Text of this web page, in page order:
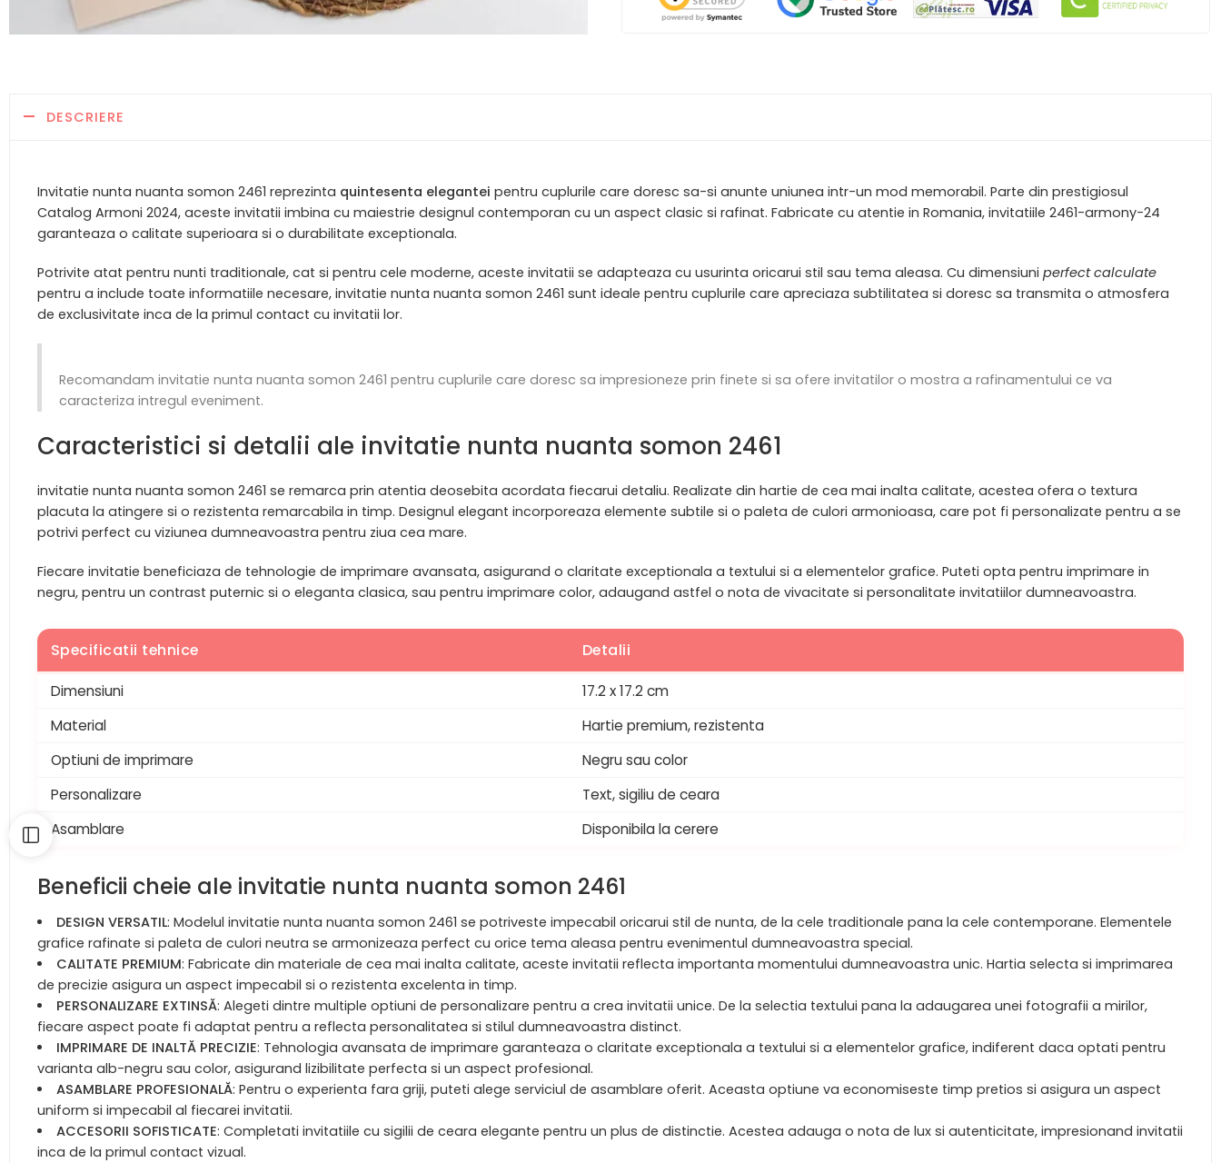
DESCRIERE
Invitatie nunta nuanta somon 2461 reprezinta quintesenta elegantei pentru cuplurile care doresc sa-si anunte uniunea intr-un mod memorabil. Parte din prestigiosul
Catalog Armoni 2024, aceste invitatii imbina cu maiestrie designul contemporan cu un aspect clasic si rafinat. Fabricate cu atentie in Romania, invitatiile 2461-armony-24
garanteaza o calitate superioara si o durabilitate exceptionala.
Potrivite atat pentru nunti traditionale, cat si pentru cele moderne, aceste invitatii se adapteaza cu usurinta oricarui stil sau tema aleasa. Cu dimensiuni perfect calculate
pentru a include toate informatiile necesare, invitatie nunta nuanta somon 2461 sunt ideale pentru cuplurile care apreciaza subtilitatea si doresc sa transmita o atmosfera
de exclusivitate inca de la primul contact cu invitatii lor.
Recomandam invitatie nunta nuanta somon 2461 pentru cuplurile care doresc sa impresioneze prin finete si sa ofere invitatilor o mostra a rafinamentului ce va
caracteriza intregul eveniment.
Caracteristici si detalii ale invitatie nunta nuanta somon 2461
invitatie nunta nuanta somon 2461 se remarca prin atentia deosebita acordata fiecarui detaliu. Realizate din hartie de cea mai inalta calitate, acestea ofera o textura
placuta la atingere si o rezistenta remarcabila in timp. Designul elegant incorporeaza elemente subtile si o paleta de culori armonioasa, care pot fi personalizate pentru a se
potrivi perfect cu viziunea dumneavoastra pentru ziua cea mare.
Fiecare invitatie beneficiaza de tehnologie de imprimare avansata, asigurand o claritate exceptionala a textului si a elementelor grafice. Puteti opta pentru imprimare in
negru, pentru un contrast puternic si o eleganta clasica, sau pentru imprimare color, adaugand astfel o nota de vivacitate si personalitate invitatiilor dumneavoastra.
Specificatii tehnice Detalii
Dimensiuni
17.2 x 17.2 cm
Material
Hartie premium, rezistenta
Optiuni de imprimare
Negru sau color
Personalizare
Text, sigiliu de ceara
Asamblare
Disponibila la cerere
Beneficii cheie ale invitatie nunta nuanta somon 2461
DESIGN VERSATIL: Modelul invitatie nunta nuanta somon 2461 se potriveste impecabil oricarui stil de nunta, de la cele traditionale pana la cele contemporane. Elementele
grafice rafinate si paleta de culori neutra se armonizeaza perfect cu orice tema aleasa pentru evenimentul dumneavoastra special.
CALITATE PREMIUM: Fabricate din materiale de cea mai inalta calitate, aceste invitatii reflecta importanta momentului dumneavoastra unic. Hartia selecta si imprimarea
de precizie asigura un aspect impecabil si o rezistenta excelenta in timp.
PERSONALIZARE EXTINSĂ: Alegeti dintre multiple optiuni de personalizare pentru a crea invitatii unice. De la selectia textului pana la adaugarea unei fotografii a mirilor,
fiecare aspect poate fi adaptat pentru a reflecta personalitatea si stilul dumneavoastra distinct.
IMPRIMARE DE INALTĂ PRECIZIE: Tehnologia avansata de imprimare garanteaza o claritate exceptionala a textului si a elementelor grafice, indiferent daca optati pentru
varianta alb-negru sau color, asigurand lizibilitate perfecta si un aspect profesional.
ASAMBLARE PROFESIONALĂ: Pentru o experienta fara griji, puteti alege serviciul de asamblare oferit. Aceasta optiune va economiseste timp pretios si asigura un aspect
uniform si impecabil al fiecarei invitatii.
ACCESORII SOFISTICATE: Completati invitatiile cu sigilii de ceara elegante pentru un plus de distinctie. Acestea adauga o nota de lux si autenticitate, impresionand invitatii
inca de la primul contact vizual.